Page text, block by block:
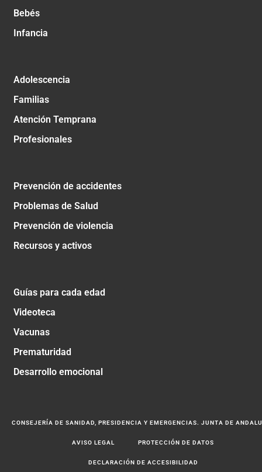
Bebés
Infancia
Adolescencia
Familias
Atención Temprana
Profesionales
Prevención de accidentes
Problemas de Salud
Prevención de violencia
Recursos y activos
Guías para cada edad
Videoteca
Vacunas
Prematuridad
Desarrollo emocional
CONSEJERÍA DE SANIDAD, PRESIDENCIA Y EMERGENCIAS. JUNTA DE
AVISO LEGAL PROTECCIÓN DE DATOS
DECLARACIÓN DE ACCESIBILIDAD